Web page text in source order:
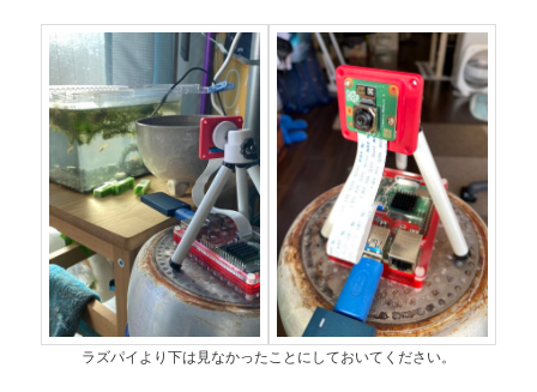
ラズパイより下は見なかったことにしておいてください。